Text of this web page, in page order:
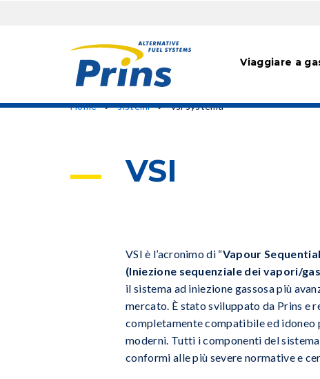
Viaggiare a
Briciole
Home sistemi vsi systema
VSI
VSI è l’acronimo di “Vapour
(Iniezione sequenziale dei vapori/
il sistema ad iniezione gassosa più
mercato. È stato sviluppato da Prins e
completamente compatibile ed idoneo
moderni. Tutti i componenti del
conformi alle più severe normative e